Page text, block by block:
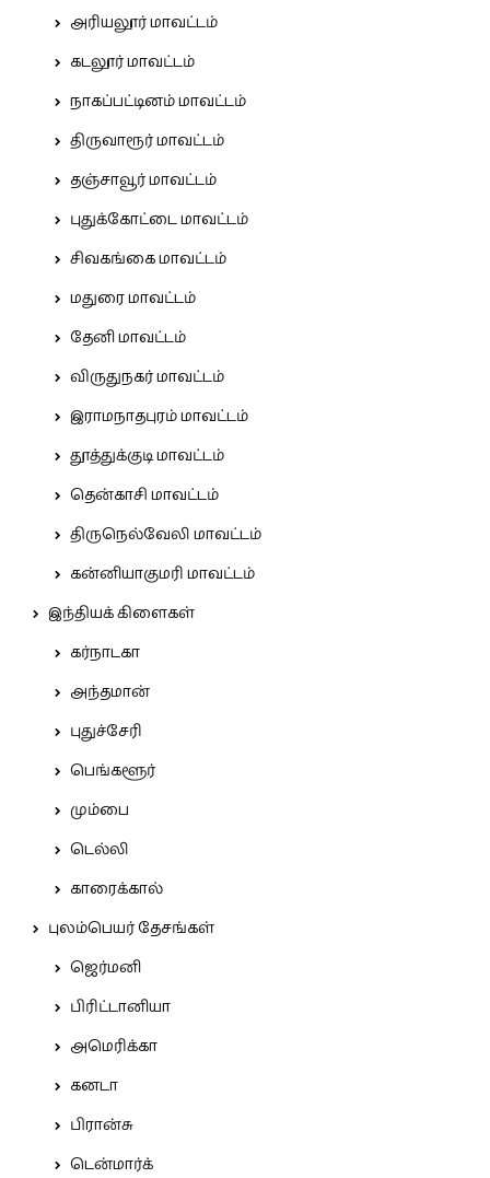
அரியலூர் மாவட்டம்
கடலூர் மாவட்டம்
நாகப்பட்டினம் மாவட்டம்
திருவாரூர் மாவட்டம்
தஞ்சாவூர் மாவட்டம்
புதுக்கோட்டை மாவட்டம்
சிவகங்கை மாவட்டம்
மதுரை மாவட்டம்
தேனி மாவட்டம்
விருதுநகர் மாவட்டம்
இராமநாதபுரம் மாவட்டம்
தூத்துக்குடி மாவட்டம்
தென்காசி மாவட்டம்
திருநெல்வேலி மாவட்டம்
கன்னியாகுமரி மாவட்டம்
இந்தியக் கிளைகள்
கர்நாடகா
அந்தமான்
புதுச்சேரி
பெங்களூர்
மும்பை
டெல்லி
காரைக்கால்
புலம்பெயர் தேசங்கள்
ஜெர்மனி
பிரிட்டானியா
அமெரிக்கா
கனடா
பிரான்சு
டென்மார்க்